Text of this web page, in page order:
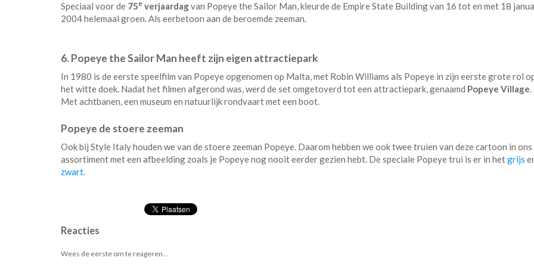
Speciaal voor de 75e verjaardagvan Popeye the Sailor Man, kleurde de Empire State Building van 16 tot en met 18
2004 helemaal groen. Als eerbetoon aan de beroemde zeeman.
6. Popeye the Sailor Man heeft zijn eigen attractiepark
In 1980 is de eerste speelfilm van Popeye opgenomen op Malta, met Robin Williams als Popeye in zijn eerste grote rol
het witte doek. Nadat het filmen afgerond was, werd de set omgetoverd tot een attractiepark, genaamd Popeye Village
Met achtbanen, een museum en natuurlijk rondvaart met een boot.
Popeye de stoere zeeman
Ook bij Style Italy houden we van de stoere zeeman Popeye. Daarom hebben we ook twee truien van deze cartoon in ons
assortiment met een afbeelding zoals je Popeye nog nooit eerder gezien hebt. De speciale Popeye trui is er in hetgrijs
zwart
Reacties
Wees de eerste om te reageren...